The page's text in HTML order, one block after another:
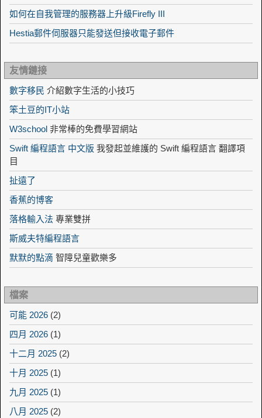
如何在自我管理的服務器上升級Firefly III
Hestia郵件伺服器只能發送但接收電子郵件
友情鏈接
數字移民 介紹數字生活的小技巧
笨土豆的IT小站
W3school 非常棒的免費學習網站
Swift 編程語言 中文版 我發起並維護的 Swift 編程語言 翻譯項
目
扯遠了
香蕉的博客
落格輸入法 專業雙拼
斯威夫特編程語言
默默的點滴 智障兒童歡樂多
檔案
可能 2026 (2)
四月 2026 (1)
十二月 2025 (2)
十月 2025 (1)
九月 2025 (1)
八月 2025 (2)